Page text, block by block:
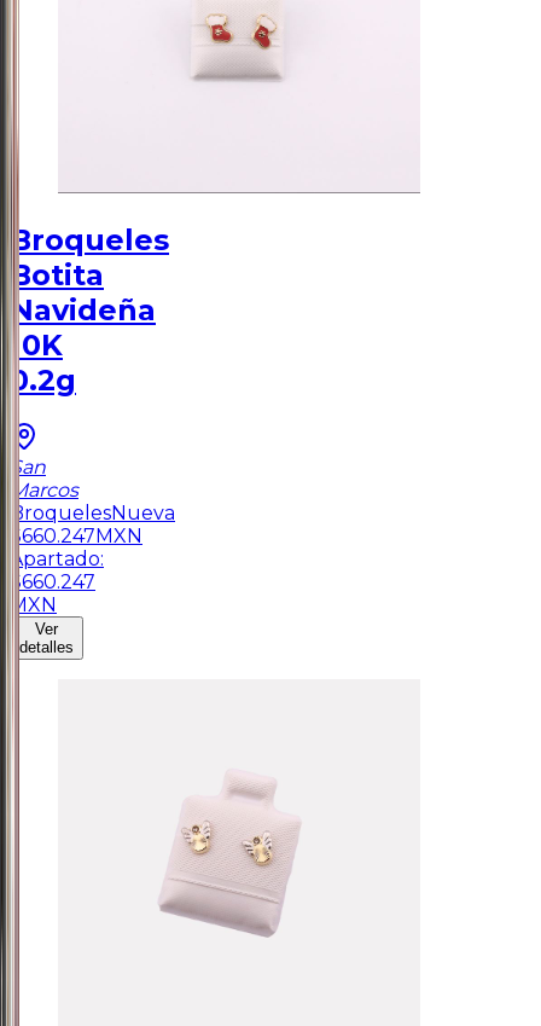
Broqueles
Botita
Navideña
10K
0.2g
San
Marcos
BroquelesNueva
$660.247MXN
Apartado:
$660.247
MXN
Ver
detalles